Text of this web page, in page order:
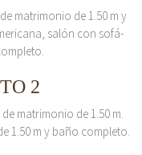
matrimonio de 1.50 m y
salón con sofá-
2
matrimonio de 1.50 m.
1.50 m y baño completo.